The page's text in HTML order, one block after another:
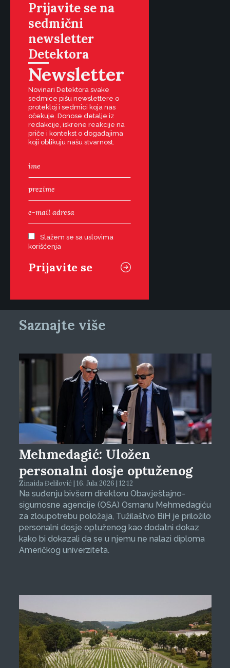
Prijavite se na
sedmični
newsletter
Detektora
Newsletter
Novinari Detektora svake
sedmice pišu newslettere o
protekloj i sedmici koja nas
očekuje. Donose detalje iz
redakcije, iskrene reakcije na
priče i kontekst o događajima
koji oblikuju našu stvarnost.
Slažem se sa uslovima
korišćenja
Saznajte više
Mehmedagić: Uložen
personalni dosje optuženog
Zinaida Đelilović | 16. Jula 2026 | 12:12
Na suđenju bivšem direktoru Obavještajno-
sigurnosne agencije (OSA) Osmanu Mehmedagiću
za zloupotrebu položaja, Tužilaštvo BiH je priložilo
personalni dosje optuženog kao dodatni dokaz
kako bi dokazali da se u njemu ne nalazi diploma
Američkog univerziteta.